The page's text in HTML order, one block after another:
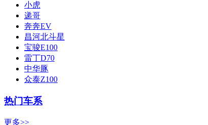
小虎
递哥
奔奔EV
昌河北斗星
宝骏E100
雷丁D70
中华豚
众泰Z100
热门车系
更多>>